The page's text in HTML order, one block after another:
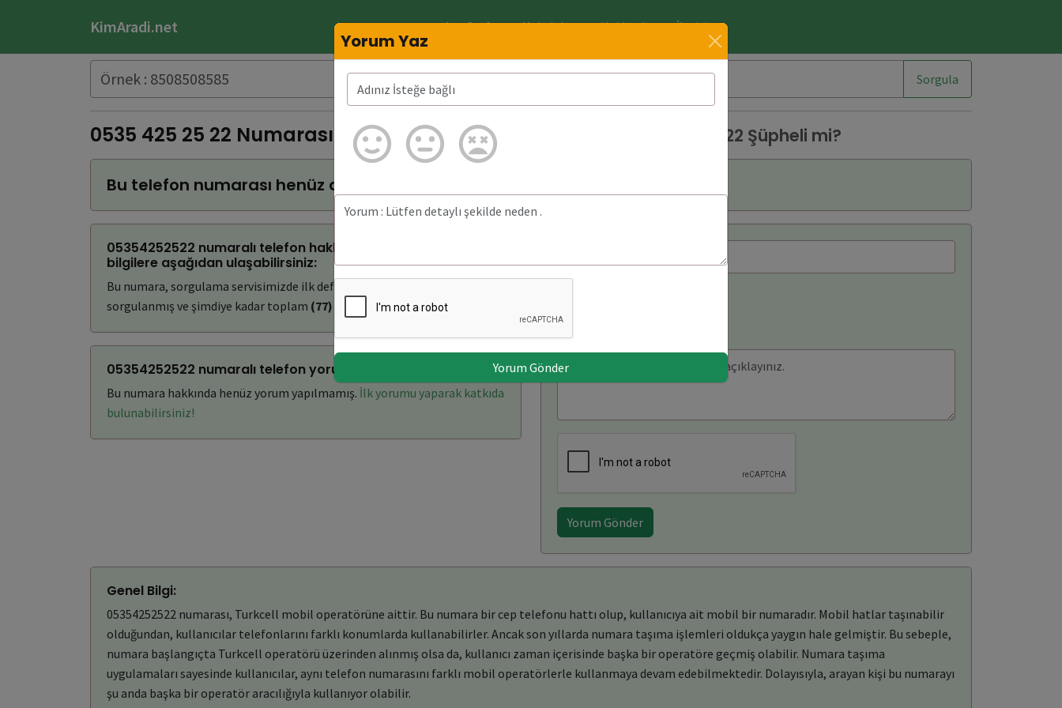
KimAradi.net Ana Sayfa Makaleler Hakkında İletişim
Sorgula
0535 425 25 22 Numarası Kimin?05354252522 Neden arar? 05354252522 Şüpheli mi?
Bu telefon numarası henüz doğrulanmadı.
05354252522 numaralı telefon hakkında bulunan detaylı
bilgilere aşağıdan ulaşabilirsiniz:
Bu numara, sorgulama servisimizde ilk defa
sorgulanmış ve şimdiye kadar toplam (77) kez aranmıştır.
05354252522 numaralı telefon yorumları: (0)
Bu numara hakkında henüz yorum yapılmamış. İlk yorumu yaparak katkıda
bulunabilirsiniz!
Yorum Gönder
Genel Bilgi:
05354252522 numarası, Turkcell mobil operatörüne aittir. Bu numara bir cep telefonu hattı olup, kullanıcıya ait mobil bir numaradır. Mobil hatlar taşınabilir
olduğundan, kullanıcılar telefonlarını farklı konumlarda kullanabilirler. Ancak son yıllarda numara taşıma işlemleri oldukça yaygın hale gelmiştir. Bu sebeple,
numara başlangıçta Turkcell operatörü üzerinden alınmış olsa da, kullanıcı zaman içerisinde başka bir operatöre geçmiş olabilir. Numara taşıma
uygulamaları sayesinde kullanıcılar, aynı telefon numarasını farklı mobil operatörlerle kullanmaya devam edebilmektedir. Dolayısıyla, arayan kişi bu numarayı
şu anda başka bir operatör aracılığıyla kullanıyor olabilir.
Yorum Yaz
Yorum Gönder